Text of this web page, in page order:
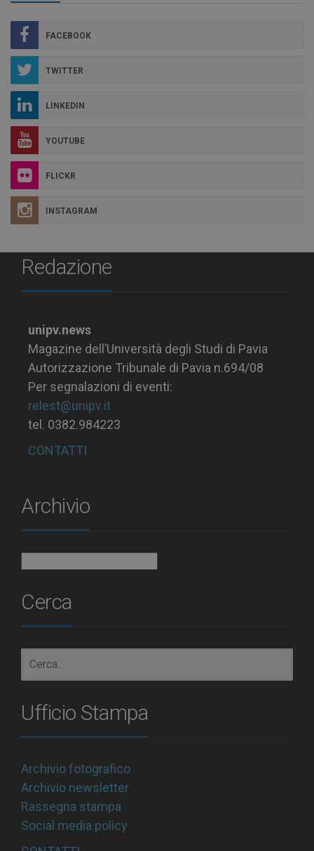
FACEBOOK
TWITTER
LINKEDIN
YOUTUBE
FLICKR
INSTAGRAM
Redazione
unipv.news
Magazine dell’Università degli Studi di Pavia
Autorizzazione Tribunale di Pavia n.694/08
Per segnalazioni di eventi:
relest@unipv.it
tel. 0382.984223
CONTATTI
Archivio
Cerca
Ufficio Stampa
Archivio fotografico
Archivio newsletter
Rassegna stampa
Social media policy